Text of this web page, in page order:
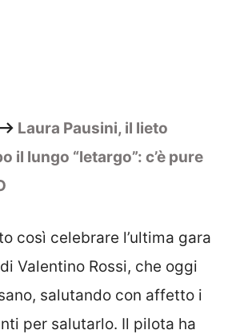
Laura Pausini, il lieto
il lungo “letargo”: c’è pure
così celebrare l’ultima gara
Valentino Rossi, che oggi
salutando con affetto i
per salutarlo. Il pilota ha